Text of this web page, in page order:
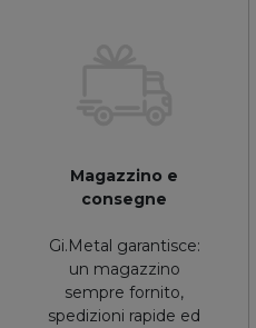
Magazzino e
consegne
Gi.Metal garantisce:
un magazzino
sempre fornito,
spedizioni rapide ed